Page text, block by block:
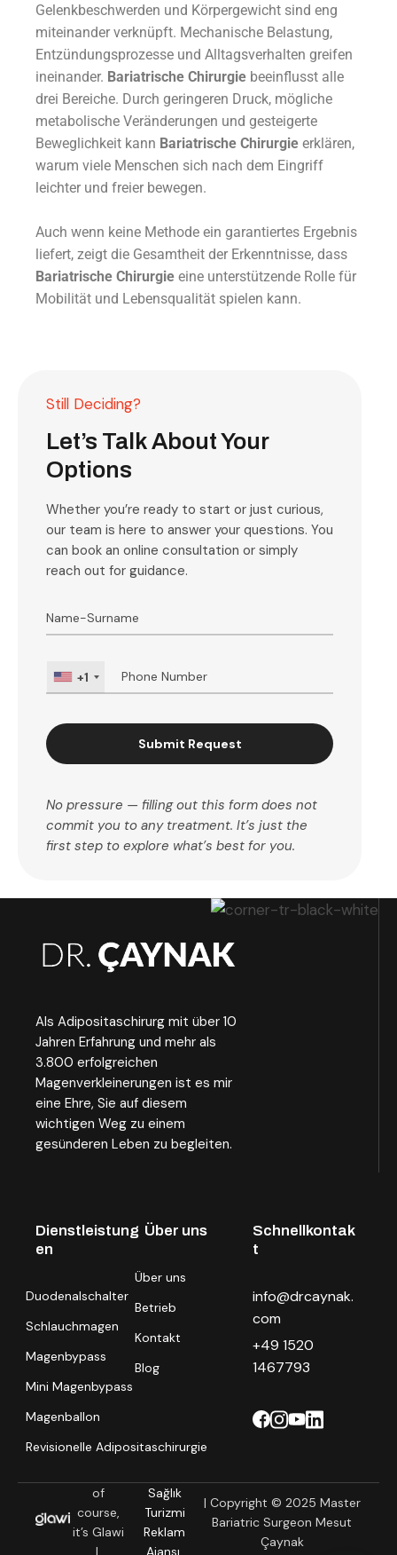
Gelenkbeschwerden und Körpergewicht sind eng
miteinander verknüpft. Mechanische Belastung,
Entzündungsprozesse und Alltagsverhalten greifen
ineinander. Bariatrische Chirurgie beeinflusst alle
drei Bereiche. Durch geringeren Druck, mögliche
metabolische Veränderungen und gesteigerte
Beweglichkeit kann Bariatrische Chirurgie erklären,
warum viele Menschen sich nach dem Eingriff
leichter und freier bewegen.
Auch wenn keine Methode ein garantiertes Ergebnis
liefert, zeigt die Gesamtheit der Erkenntnisse, dass
Bariatrische Chirurgie eine unterstützende Rolle für
Mobilität und Lebensqualität spielen kann.
Still Deciding?
Let’s Talk About Your
Options
Whether you’re ready to start or just curious,
our team is here to answer your questions. You
can book an online consultation or simply
reach out for guidance.
+1
Submit Request
No pressure — filling out this form does not
commit you to any treatment. It’s just the
first step to explore what’s best for you.
Als Adipositaschirurg mit über 10
Jahren Erfahrung und mehr als
3.800 erfolgreichen
Magenverkleinerungen ist es mir
eine Ehre, Sie auf diesem
wichtigen Weg zu einem
gesünderen Leben zu begleiten.
Dienstleistung
en
Duodenalschalter
Schlauchmagen
Magenbypass
Mini Magenbypass
Magenballon
Revisionelle Adipositaschirurgie
Über uns
Über uns
Betrieb
Kontakt
Blog
Schnellkontak
t
info@drcaynak.
com
+49 1520
1467793
of
course,
it’s Glawi
|
Sağlık
Turizmi
Reklam
Ajansı
| Copyright © 2025 Master
Bariatric Surgeon Mesut
Çaynak